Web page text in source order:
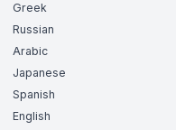
Greek
Russian
Arabic
Japanese
Spanish
English